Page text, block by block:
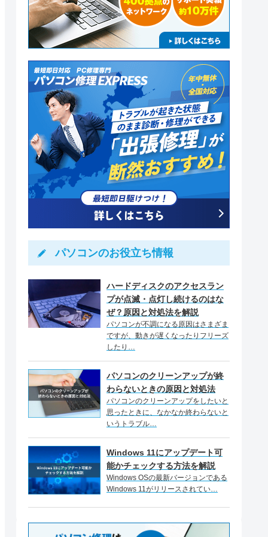
パソコンのお役立ち情報
ハードディスクのアクセスラン
プが点滅・点灯し続けるのはな
ぜ？原因と対処法を解説
パソコンが不調になる原因はさまざま
ですが、動きが遅くなったりフリーズ
したり…
パソコンのクリーンアップが終
わらないときの原因と対処法
パソコンのクリーンアップをしたいと
思ったときに、なかなか終わらないと
いうトラブル…
Windows 11にアップデート可
能かチェックする方法を解説
Windows OSの最新バージョンである
Windows 11がリリースされてい…